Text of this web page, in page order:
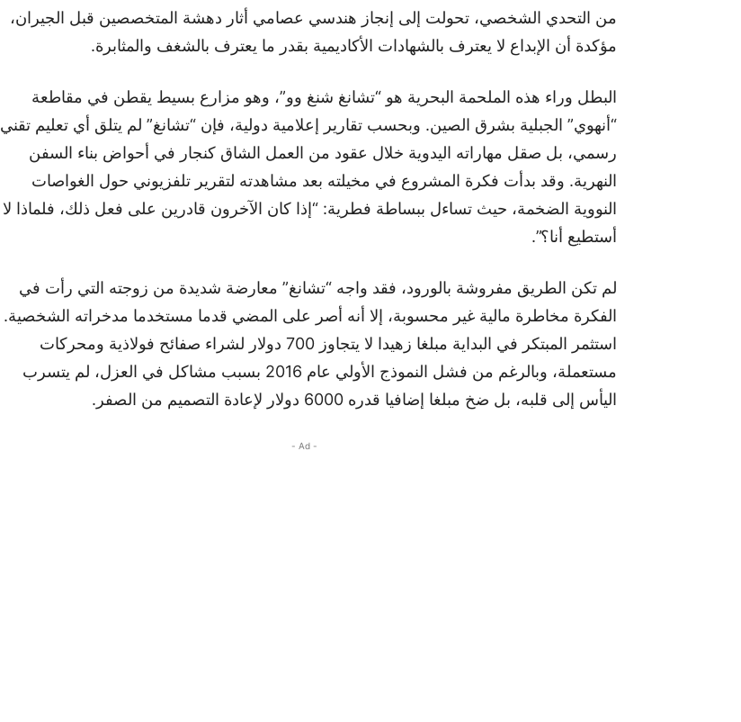
من التحدي الشخصي، تحولت إلى إنجاز هندسي عصامي أثار دهشة المتخصصين قبل الجيران،
مؤكدة أن الإبداع لا يعترف بالشهادات الأكاديمية بقدر ما يعترف بالشغف والمثابرة.
البطل وراء هذه الملحمة البحرية هو “تشانغ شنغ وو”، وهو مزارع بسيط يقطن في مقاطعة
“أنهوي” الجبلية بشرق الصين. وبحسب تقارير إعلامية دولية، فإن “تشانغ” لم يتلق أي تعليم تقني
رسمي، بل صقل مهاراته اليدوية خلال عقود من العمل الشاق كنجار في أحواض بناء السفن
النهرية. وقد بدأت فكرة المشروع في مخيلته بعد مشاهدته لتقرير تلفزيوني حول الغواصات
النووية الضخمة، حيث تساءل ببساطة فطرية: “إذا كان الآخرون قادرين على فعل ذلك، فلماذا لا
أستطيع أنا؟”.
لم تكن الطريق مفروشة بالورود، فقد واجه “تشانغ” معارضة شديدة من زوجته التي رأت في
الفكرة مخاطرة مالية غير محسوبة، إلا أنه أصر على المضي قدما مستخدما مدخراته الشخصية.
استثمر المبتكر في البداية مبلغا زهيدا لا يتجاوز 700 دولار لشراء صفائح فولاذية ومحركات
مستعملة، وبالرغم من فشل النموذج الأولي عام 2016 بسبب مشاكل في العزل، لم يتسرب
اليأس إلى قلبه، بل ضخ مبلغا إضافيا قدره 6000 دولار لإعادة التصميم من الصفر.
- Ad -